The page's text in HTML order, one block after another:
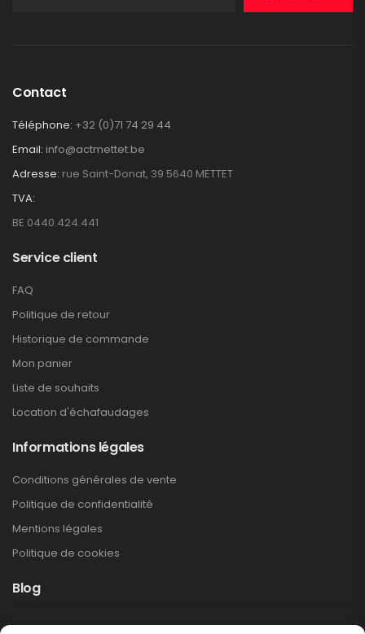
Contact
Téléphone: +32 (0)71 74 29 44
Email: info@actmettet.be
Adresse: rue Saint-Donat, 39 5640 METTET
TVA:
BE 0440.424.441
Service client
FAQ
Politique de retour
Historique de commande
Mon panier
Liste de souhaits
Location d'échafaudages
Informations légales
Conditions générales de vente
Politique de confidentialité
Mentions légales
Politique de cookies
Blog